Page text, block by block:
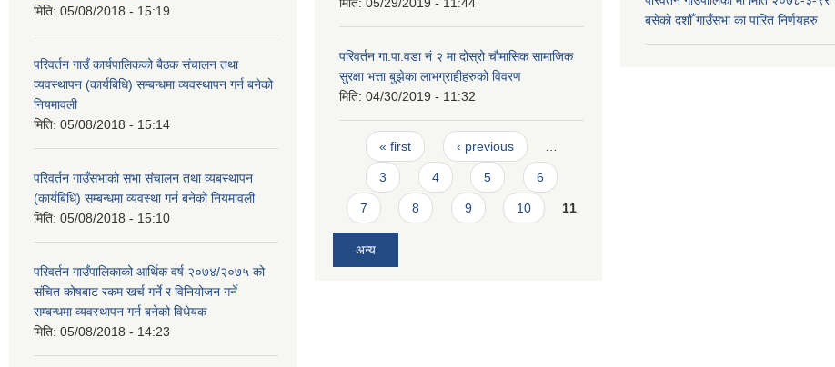
मिति: 05/08/2018 - 15:19
परिवर्तन गाउँ कार्यपालिकको बैठक संचालन तथा
व्यवस्थापन (कार्यबिधि) सम्बन्धमा व्यवस्थापन गर्न बनेको
नियमावली
मिति: 05/08/2018 - 15:14
परिवर्तन गाउँसभाको सभा संचालन तथा व्यबस्थापन
(कार्यबिधि) सम्बन्धमा व्यवस्था गर्न बनेको नियमावली
मिति: 05/08/2018 - 15:10
परिवर्तन गाउँपालिकाको आर्थिक वर्ष २०७४/२०७५ को
संचित कोषबाट रकम खर्च गर्ने र विनियोजन गर्ने
सम्बन्धमा व्यवस्थापन गर्न बनेको विधेयक
मिति: 05/08/2018 - 14:23
मिति: 05/29/2019 - 11:44
परिवर्तन गा.पा.वडा नं २ मा दोस्रो चौमासिक सामाजिक
सुरक्षा भत्ता बुझेका लाभग्राहीहरुको विवरण
मिति: 04/30/2019 - 11:32
Pages
« first ‹ previous
3 4 5 6
7 8 9 10 11
अन्य
बसेकाे दशौँ गाउँसभा का पारित निर्णयहरु